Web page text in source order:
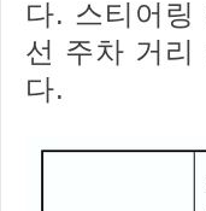
다. 스티어
선 주차 거리
다.